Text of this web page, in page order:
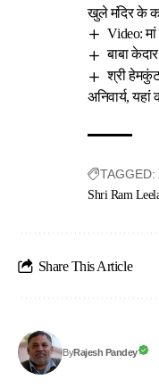
खुले मंदिर के
Video:
बाबा
श्री
अनिवार्य,
TAGGED:
Shri Ram
Share This Article
ByRajesh Pandey